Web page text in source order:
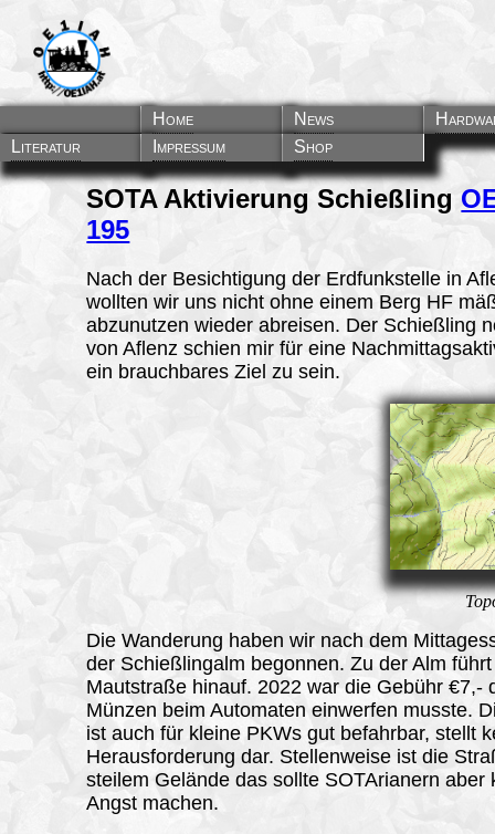
Home News
Literatur
Impressum Shop
SOTA Aktivierung Schießling
195
Nach der Besichtigung der Erdfunkstelle in
wollten wir uns nicht ohne einem Berg HF
abzunutzen wieder abreisen. Der Schießling
von Aflenz schien mir für eine
ein brauchbares Ziel zu sein.
Die Wanderung haben wir nach dem
der Schießlingalm begonnen. Zu der Alm
Mautstraße hinauf. 2022 war die Gebühr €7,-
Münzen beim Automaten einwerfen musste.
ist auch für kleine PKWs gut befahrbar, stellt
Herausforderung dar. Stellenweise ist die
steilem Gelände das sollte SOTArianern aber
Angst machen.